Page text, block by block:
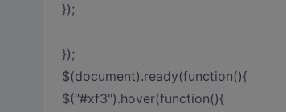
});
});
$(document).ready(function(){
$("#xf3").hover(function(){